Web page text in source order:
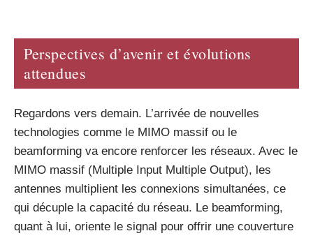
Perspectives d’avenir et évolutions
attendues
Regardons vers demain. L’arrivée de nouvelles
technologies comme le MIMO massif ou le
beamforming va encore renforcer les réseaux. Avec le
MIMO massif (Multiple Input Multiple Output), les
antennes multiplient les connexions simultanées, ce
qui décuple la capacité du réseau. Le beamforming,
quant à lui, oriente le signal pour offrir une couverture